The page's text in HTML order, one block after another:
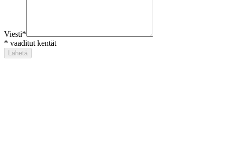
Viesti*
* vaaditut kentät